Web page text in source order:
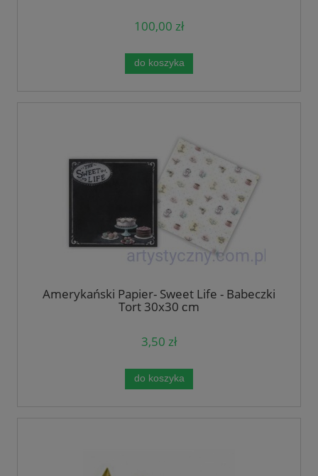
100,00 zł
do koszyka
Amerykański Papier- Sweet Life - Babeczki
Tort 30x30 сm
3,50 zł
do koszyka